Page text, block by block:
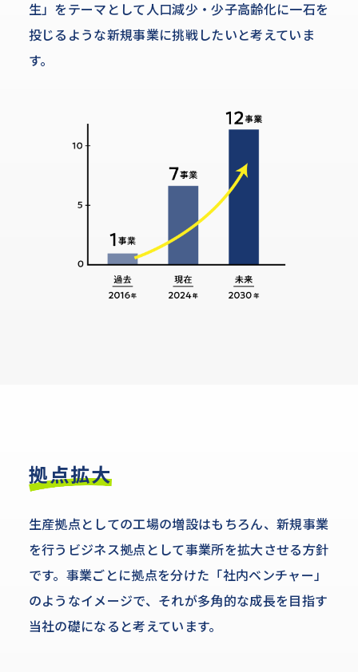
生」をテーマとして人口減少・少子高齢化に一石を
投じるような新規事業に挑戦したいと考えていま
す。
拠点拡大
生産拠点としての工場の増設はもちろん、新規事業
を行うビジネス拠点として事業所を拡大させる方針
です。事業ごとに拠点を分けた「社内ベンチャー」
のようなイメージで、それが多角的な成長を目指す
当社の礎になると考えています。